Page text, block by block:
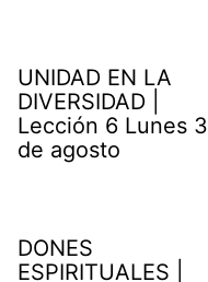
UNIDAD EN LA
DIVERSIDAD |
Lección 6 Lunes 3
de agosto
DONES
ESPIRITUALES |